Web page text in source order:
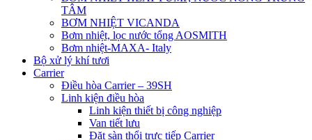
TÂM
BƠM NHIỆT VICANDA
Bơm nhiệt, lọc nước tổng AOSMITH
Bơm nhiệt-MAXA- Italy
Bộ xử lý khí tươi
Carrier
Điều hòa Carrier – 39SH
Linh kiện điều hòa
Linh kiện thiết bị công nghiệp
Van tiết lưu
Đặt sàn thổi trực tiếp Carrier